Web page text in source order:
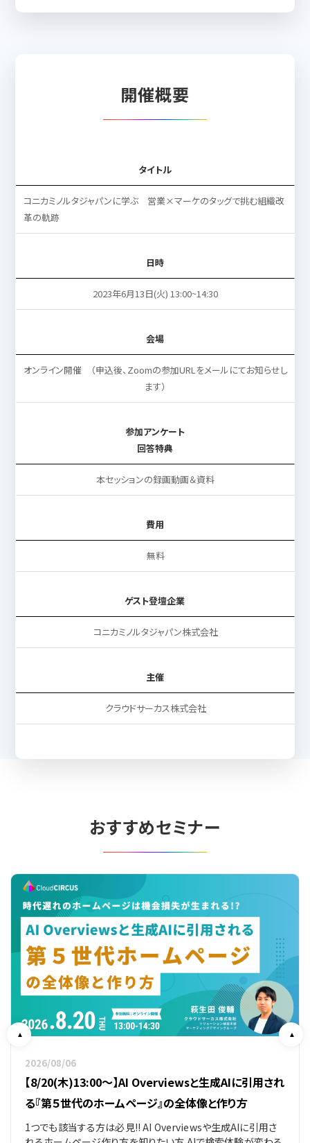
開催概要
タイトル
コニカミノルタジャパンに学ぶ 営業×マーケのタッグで挑む組織改
革の軌跡
日時
2023年6月13日(火) 13:00~14:30
会場
オンライン開催 （申込後、Zoomの参加URLをメールにてお知らせし
ます）
参加アンケート
回答特典
本セッションの録画動画＆資料
費用
無料
ゲスト登壇企業
コニカミノルタジャパン株式会社
主催
クラウドサーカス株式会社
おすすめセミナー
2026/08/06
【8/20(木)13:00～】AI Overviewsと生成AIに引用され
る『第５世代のホームページ』の全体像と作り方
1つでも該当する方は必見!! AI Overviewsや生成AIに引用さ